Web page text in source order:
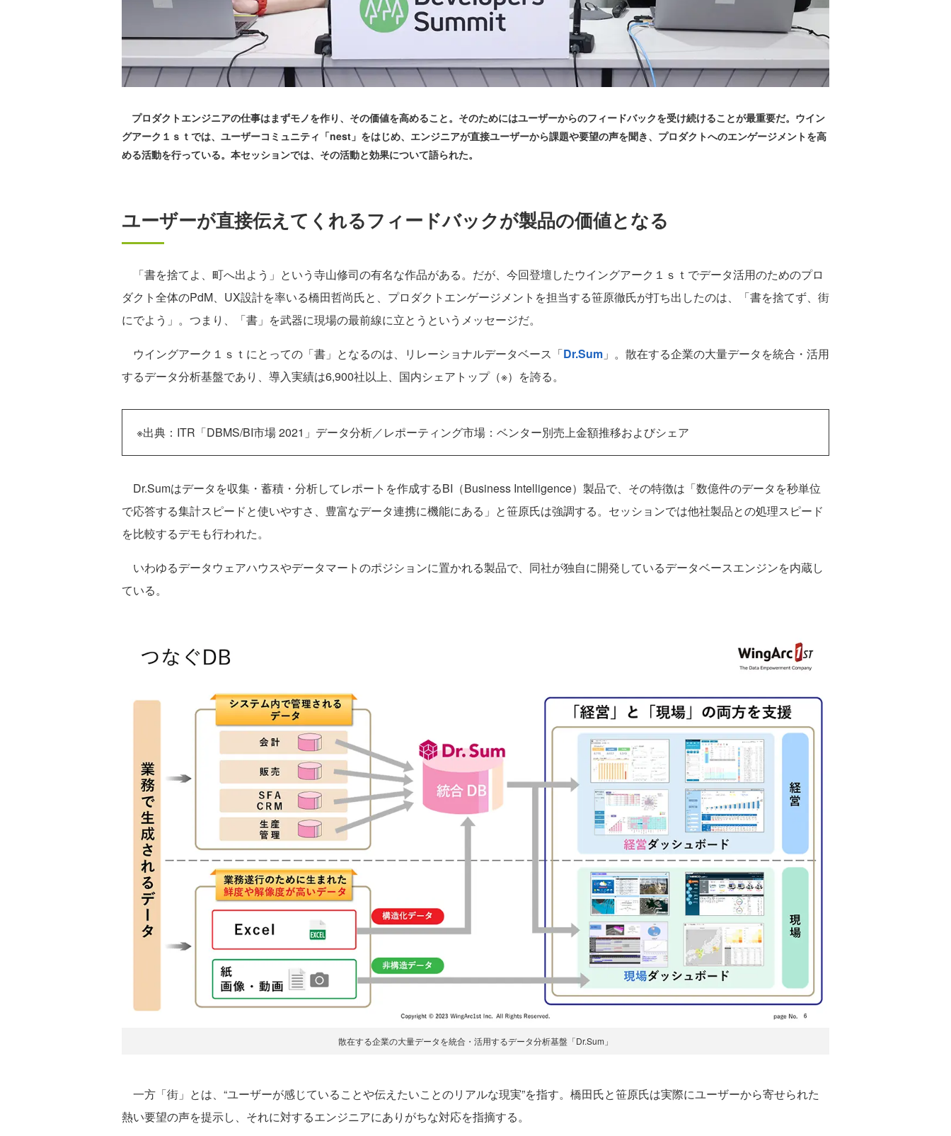
プロダクトエンジニアの仕事はまずモノを作り、その価値を高めること。そのためにはユーザーからのフィードバックを受け続けることが最重要だ。ウイン
グアーク１ｓｔでは、ユーザーコミュニティ「nest」をはじめ、エンジニアが直接ユーザーから課題や要望の声を聞き、プロダクトへのエンゲージメントを高
める活動を行っている。本セッションでは、その活動と効果について語られた。
ユーザーが直接伝えてくれるフィードバックが製品の価値となる
「書を捨てよ、町へ出よう」という寺山修司の有名な作品がある。だが、今回登壇したウイングアーク１ｓｔでデータ活用のためのプロ
ダクト全体のPdM、UX設計を率いる橋田哲尚氏と、プロダクトエンゲージメントを担当する笹原徹氏が打ち出したのは、「書を捨てず、街
にでよう」。つまり、「書」を武器に現場の最前線に立とうというメッセージだ。
ウイングアーク１ｓｔにとっての「書」となるのは、リレーショナルデータベース「Dr.Sum 」。散在する企業の大量データを統合・活用
するデータ分析基盤であり、導入実績は6,900社以上、国内シェアトップ（※）を誇る。
※出典：ITR「DBMS/BI市場 2021」データ分析／レポーティング市場：ベンター別売上金額推移およびシェア
Dr.Sumはデータを収集・蓄積・分析してレポートを作成するBI（Business Intelligence）製品で、その特徴は「数億件のデータを秒単位
で応答する集計スピードと使いやすさ、豊富なデータ連携に機能にある」と笹原氏は強調する。セッションでは他社製品との処理スピード
を比較するデモも行われた。
いわゆるデータウェアハウスやデータマートのポジションに置かれる製品で、同社が独自に開発しているデータベースエンジンを内蔵し
ている。
散在する企業の大量データを統合・活用するデータ分析基盤「Dr.Sum」
一方「街」とは、“ユーザーが感じていることや伝えたいことのリアルな現実”を指す。橋田氏と笹原氏は実際にユーザーから寄せられた
熱い要望の声を提示し、それに対するエンジニアにありがちな対応を指摘する。